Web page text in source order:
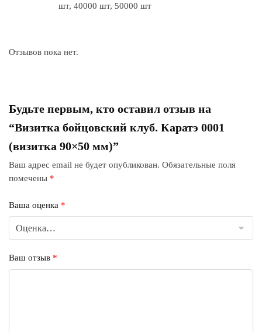
шт, 40000 шт, 50000 шт
Отзывов пока нет.
Будьте первым, кто оставил отзыв на
“Визитка бойцовский клуб. Каратэ 0001
(визитка 90×50 мм)”
Ваш адрес email не будет опубликован. Обязательные поля
помечены *
Ваша оценка *
Ваш отзыв *